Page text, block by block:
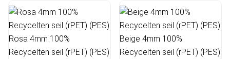
Rosa 4mm 100%
Recycelten seil (rPET) (PES)
Beige 4mm 100%
Recycelten seil (rPET) (PES)